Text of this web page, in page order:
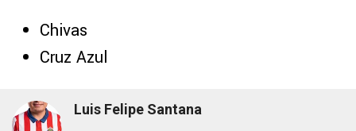
Chivas
Cruz Azul
Luis Felipe Santana